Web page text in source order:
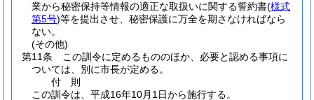
業から秘密保持等情報の適正な取扱いに関する誓約書(様式
第5号)等を提出させ、秘密保護に万全を期さなければなら
ない。
(その他)
第11条
この訓令に定めるもののほか、必要と認める事項に
ついては、別に市長が定める。
付 則
この訓令は、平成16年10月1日から施行する。